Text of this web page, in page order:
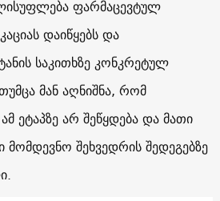
ფარმაცევტულ
დაიწყებს და
საკითხზე კონკრეტულ
მან აღნიშნა, რომ
ეტაპზე არ შეწყდება და მათი
მომდევნო შეხვედრის შედეგებზე